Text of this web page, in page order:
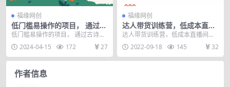
福缘网创
低门槛易操作的项目， 通过古
诗朗诵直播赚取佣金，低门槛
月收益万元【视频教程】
低门槛易操作的项目， 通过古诗朗
诵直播赚取佣金，低门槛月收益万
元【视频教程】 在...
2024-04-15 172 27
福缘网创
达人带货训练营，低成本直播
间搭建，零基础带货型短视频
制作（价值999元）
达人带货训练营，低成本直播间搭
建，零基础带货型短视频制作（价
值999元） 课程目...
2022-09-18 145 32
作者信息